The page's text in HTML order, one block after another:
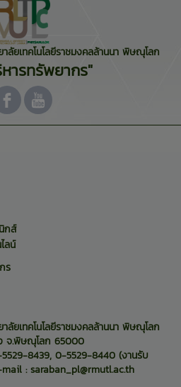
ลัยเทคโนโลยีราชมงคลล้านนา พิษณุโลก
ารทรัพยากร"
กส์
ลน์
ร
ลัยเทคโนโลยีราชมงคลล้านนา พิษณุโลก
จ.พิษณุโลก 65000
8439, 0-5529-8440 (งานรับ
: saraban_pl@rmutl.ac.th